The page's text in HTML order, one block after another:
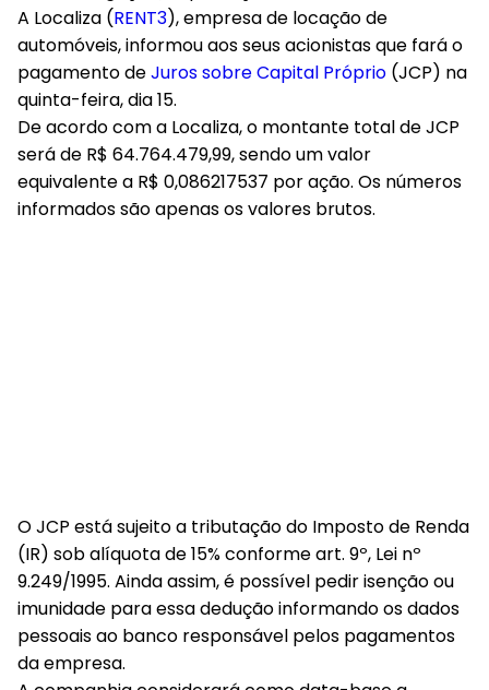
A Localiza (RENT3), empresa de locação de
automóveis, informou aos seus acionistas que fará o
pagamento deJuros sobre Capital Próprio (JCP) na
quinta-feira, dia 15.
De acordo com a Localiza, o montante total de JCP
será de R$ 64.764.479,99, sendo um valor
equivalente a R$ 0,086217537 por ação. Os números
informados são apenas os valores brutos.
O JCP está sujeito a tributação do Imposto de Renda
(IR) sob alíquota de 15% conforme art. 9º, Lei nº
9.249/1995. Ainda assim, é possível pedir isenção ou
imunidade para essa dedução informando os dados
pessoais ao banco responsável pelos pagamentos
da empresa.